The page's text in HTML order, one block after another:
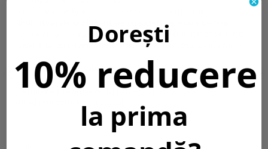
Indicatoarele suplimentare cu sageti necesare pentru
evacuarea de urgenta indeplinesc cerintele ISO 3864-1, ISO
3864-4 (proprietati fotometrice) si EN ISO 7010 (proiectare).
Separat sunt disponibile pictograme diverse dinseria E.
Temperatura culoare [K]::nu e cazul
Informatii conformitate produs
Dorești
10% reducere
la prima